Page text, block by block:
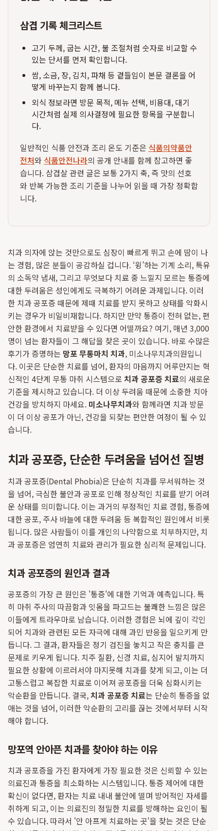
삼겹 기록 체크리스트
고기 두께, 굽는 시간, 불 조절처럼 숫자로 비교할 수
있는 단서를 먼저 확인합니다.
쌈, 소금, 장, 김치, 파채 등 곁들임이 본문 결론을 어
떻게 바꾸는지 함께 봅니다.
외식 정보라면 방문 목적, 메뉴 선택, 비용대, 대기
시간처럼 실제 의사결정에 필요한 항목을 구분합니
다.
일반적인 식품 안전과 조리 온도 기준은 식품의약품안
전처와 식품안전나라의 공개 안내를 함께 참고하면 좋
습니다. 삼겹살 관련 글은 보통 2가지 축, 즉 맛의 선호
와 반복 가능한 조리 기준을 나누어 읽을 때 가장 정확합
니다.
치과 의자에 앉는 것만으로도 심장이 빠르게 뛰고 손에 땀이 나
는 경험, 많은 분들이 공감하실 겁니다. ‘윙’하는 기계 소리, 특유
의 소독약 냄새, 그리고 무엇보다 치료 중 느낄지 모르는 통증에
대한 두려움은 성인에게도 극복하기 어려운 과제입니다. 이러
한 치과 공포증 때문에 제때 치료를 받지 못하고 상태를 악화시
키는 경우가 비일비재합니다. 하지만 만약 통증이 전혀 없는, 편
안한 환경에서 치료받을 수 있다면 어떨까요? 여기, 매년 3,000
명이 넘는 환자들이 그 해답을 찾은 곳이 있습니다. 바로 수많은
후기가 증명하는 망포 무통마치 치과, 미소나무치과의원입니
다. 이곳은 단순한 치료를 넘어, 환자의 마음까지 어루만지는 혁
신적인 4단계 무통 마취 시스템으로 치과 공포증 치료의 새로운
기준을 제시하고 있습니다. 더 이상 두려움 때문에 소중한 치아
건강을 방치하지 마세요. 미소나무치과와 함께라면 치과 방문
이 더 이상 공포가 아닌, 건강을 되찾는 편안한 여정이 될 수 있
습니다.
치과 공포증, 단순한 두려움을 넘어선 질병
치과 공포증(Dental Phobia)은 단순히 치과를 무서워하는 것
을 넘어, 극심한 불안과 공포로 인해 정상적인 치료를 받기 어려
운 상태를 의미합니다. 이는 과거의 부정적인 치료 경험, 통증에
대한 공포, 주사 바늘에 대한 두려움 등 복합적인 원인에서 비롯
됩니다. 많은 사람들이 이를 개인의 나약함으로 치부하지만, 치
과 공포증은 엄연히 치료와 관리가 필요한 심리적 문제입니다.
치과 공포증의 원인과 결과
공포증의 가장 큰 원인은 '통증'에 대한 기억과 예측입니다. 특
히 마취 주사의 따끔함과 잇몸을 파고드는 불쾌한 느낌은 많은
이들에게 트라우마로 남습니다. 이러한 경험은 뇌에 깊이 각인
되어 치과와 관련된 모든 자극에 대해 과민 반응을 일으키게 만
듭니다. 그 결과, 환자들은 정기 검진을 놓치고 작은 충치를 큰
문제로 키우게 됩니다. 치주 질환, 신경 치료, 심지어 발치까지
필요한 상황에 이르러서야 마지못해 치과를 찾게 되고, 이는 더
고통스럽고 복잡한 치료로 이어져 공포증을 더욱 심화시키는
악순환을 만듭니다. 결국,치과 공포증 치료는 단순히 통증을 없
애는 것을 넘어, 이러한 악순환의 고리를 끊는 것에서부터 시작
해야 합니다.
망포역 안아픈 치과를 찾아야 하는 이유
치과 공포증을 가진 환자에게 가장 필요한 것은 신뢰할 수 있는
의료진과 통증을 최소화하는 시스템입니다. 통증 제어에 대한
확신이 없다면, 환자는 치료 내내 불안에 떨며 방어적인 자세를
취하게 되고, 이는 의료진의 정밀한 치료를 방해하는 요인이 될
수 있습니다. 따라서 '안 아프게 치료하는 곳'을 찾는 것은 단순